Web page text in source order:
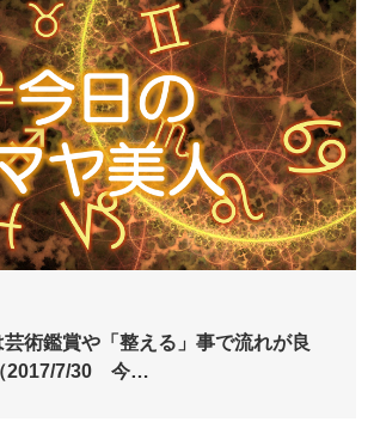
術鑑賞や「整える」事で流れが良
2017/7/30 今…